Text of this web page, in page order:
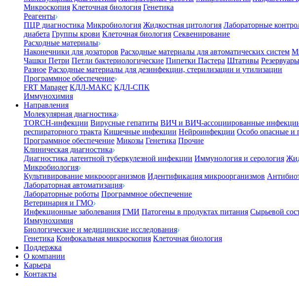
Микроскопия Клеточная биология Генетика
Реагенты
ПЦР диагностика Микробиология Жидкостная цитология Лабораторные
диабета Группы крови Клеточная биология Секвенирование
Расходные материалы
Наконечники для дозаторов Расходные материалы для автоматических систем
Чашки Петри Петли бактериологические Пипетки Пастера Штативы
Разное Расходные материалы для дезинфекции, стерилизации и утилизации
Программное обеспечение
FRT Manager КДЛ-МАКС КДЛ-СПК
Иммунохимия
Направления
Молекулярная диагностика
TORCH-инфекции Вирусные гепатиты ВИЧ и ВИЧ-ассоциированные
респираторного тракта Кишечные инфекции Нейроинфекции Особо опасные и
Программное обеспечение Микозы Генетика Прочие
Клиническая диагностика
Диагностика латентной туберкулезной инфекции Иммунология и серология
Микробиология
Культивирование микроорганизмов Идентификация микроорганизмов
Лабораторная автоматизация
Лабораторные роботы Программное обеспечение
Ветеринария и ГМО
Инфекционные заболевания ГМИ Патогены в продуктах питания Сырьевой
Иммунохимия
Биологические и медицинские исследования
Генетика Конфокальная микроскопия Клеточная биология
Поддержка
О компании
Карьера
Контакты